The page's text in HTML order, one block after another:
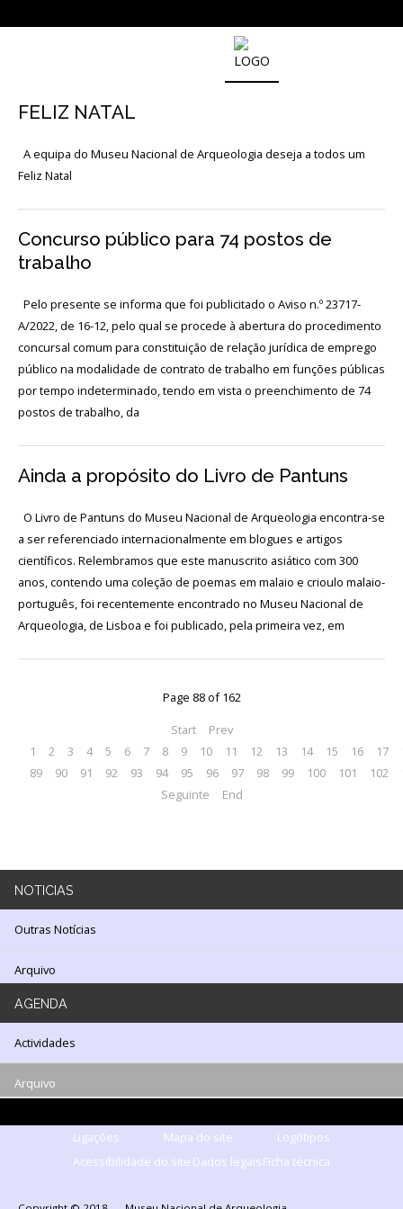
Notícias
AGENDA
Arquivo
Login
Início
MNA
ESCUTA
EXTERNA
ANOS
Cooperação
FELIZ NATAL
A equipa do Museu Nacional de Arqueologia deseja a todos um
Feliz Natal
Concurso público para 74 postos de
trabalho
Pelo presente se informa que foi publicitado o Aviso n.º 23717-
A/2022, de 16-12, pelo qual se procede à abertura do procedimento
concursal comum para constituição de relação jurídica de emprego
público na modalidade de contrato de trabalho em funções públicas
por tempo indeterminado, tendo em vista o preenchimento de 74
postos de trabalho, da
Ainda a propósito do Livro de Pantuns
O Livro de Pantuns do Museu Nacional de Arqueologia encontra-se
a ser referenciado internacionalmente em blogues e artigos
científicos. Relembramos que este manuscrito asiático com 300
anos, contendo uma coleção de poemas em malaio e crioulo malaio-
português, foi recentemente encontrado no Museu Nacional de
Arqueologia, de Lisboa e foi publicado, pela primeira vez, em
Page 88 of 162
Start
Prev
1
2 3 4 5 6 7 8 9 10 11 12 13 14 15 16 17
89
90 91 92 93 94 95 96 97 98 99 100 101 102
Seguinte
End
NOTICIAS
Outras Notícias
Arquivo
AGENDA
Actividades
Arquivo
Ligações Mapa do site
Logótipos
Acessibilidade do site Dados legaisFicha técnica